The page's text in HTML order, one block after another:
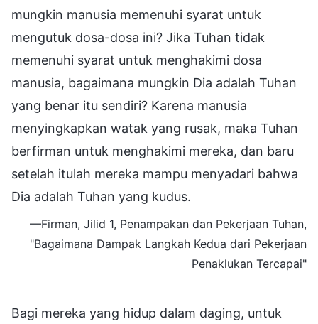
mungkin manusia memenuhi syarat untuk
mengutuk dosa-dosa ini? Jika Tuhan tidak
memenuhi syarat untuk menghakimi dosa
manusia, bagaimana mungkin Dia adalah Tuhan
yang benar itu sendiri? Karena manusia
menyingkapkan watak yang rusak, maka Tuhan
berfirman untuk menghakimi mereka, dan baru
setelah itulah mereka mampu menyadari bahwa
Dia adalah Tuhan yang kudus.
—Firman, Jilid 1, Penampakan dan Pekerjaan Tuhan,
"Bagaimana Dampak Langkah Kedua dari Pekerjaan
Penaklukan Tercapai"
Bagi mereka yang hidup dalam daging, untuk